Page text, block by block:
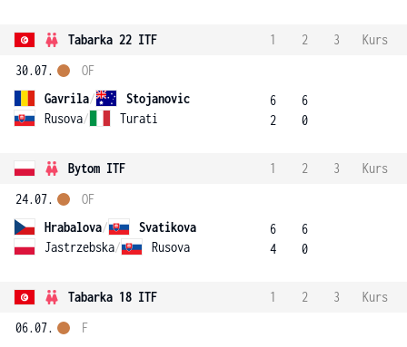
Tabarka 22 ITF 1 2 3
Kurs
30.07.
Gavrila/
Stojanovic
Rusova/ Turati
OF
6
2
6
0
Bytom ITF 1 2 3
Kurs
24.07.
Hrabalova/
Svatikova
Jastrzebska/ Rusova
OF
6
4
6
0
Tabarka 18 ITF 1 2 3
Kurs
06.07.
F